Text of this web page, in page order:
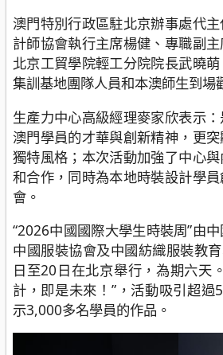
澳門特別行政區駐北京辦事處代
計師協會執行主席楊健、專職副
北京工貿學院輕工分院院長武曉
集訓基地團隊人員和本澳師生到場
生產力中心高級經理麥家欣表示
澳門學員的才華與創新精神，更
獨特風格；本次活動加強了中心
和合作，同時為本地時裝設計學
會。
“2026中國國際大學生時裝周”由
中國服裝協會及中國紡織服裝教
日至20日在北京舉行，為期六天
計，即是未來！”，活動吸引超
示3,000多名學員的作品。